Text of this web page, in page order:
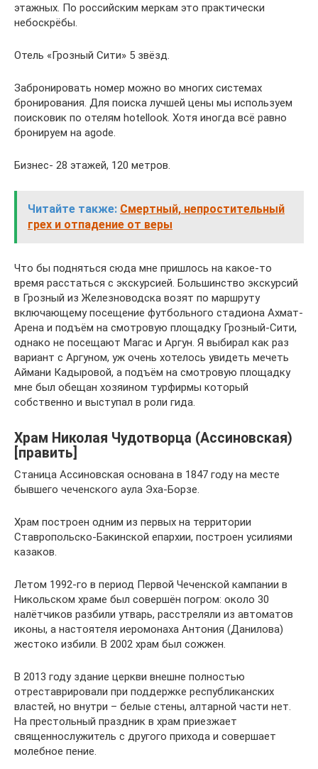
этажных. По российским меркам это практически
небоскрёбы.
Отель «Грозный Сити» 5 звёзд.
Забронировать номер можно во многих системах
бронирования. Для поиска лучшей цены мы используем
поисковик по отелям hotellook. Хотя иногда всё равно
бронируем на agode.
Бизнес- 28 этажей, 120 метров.
Читайте также: Смертный, непростительный
грех и отпадение от веры
Что бы подняться сюда мне пришлось на какое-то
время расстаться с экскурсией. Большинство экскурсий
в Грозный из Железноводска возят по маршруту
включающему посещение футбольного стадиона Ахмат-
Арена и подъём на смотровую площадку Грозный-Сити,
однако не посещают Магас и Аргун. Я выбирал как раз
вариант с Аргуном, уж очень хотелось увидеть мечеть
Аймани Кадыровой, а подъём на смотровую площадку
мне был обещан хозяином турфирмы который
собственно и выступал в роли гида.
Храм Николая Чудотворца (Ассиновская)
[править]
Станица Ассиновская основана в 1847 году на месте
бывшего чеченского аула Эха-Борзе.
Храм построен одним из первых на территории
Ставропольско-Бакинской епархии, построен усилиями
казаков.
Летом 1992-го в период Первой Чеченской кампании в
Никольском храме был совершён погром: около 30
налётчиков разбили утварь, расстреляли из автоматов
иконы, а настоятеля иеромонаха Антония (Данилова)
жестоко избили. В 2002 храм был сожжен.
В 2013 году здание церкви внешне полностью
отреставрировали при поддержке республиканских
властей, но внутри – белые стены, алтарной части нет.
На престольный праздник в храм приезжает
священнослужитель с другого прихода и совершает
молебное пение.